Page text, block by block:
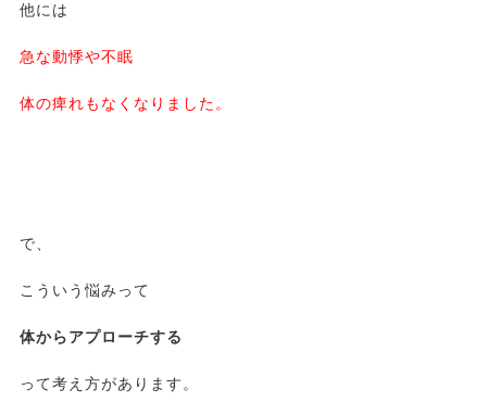
他には
急な動悸や不眠
体の痺れもなくなりました。
で、
こういう悩みって
体からアプローチする
って考え方があります。